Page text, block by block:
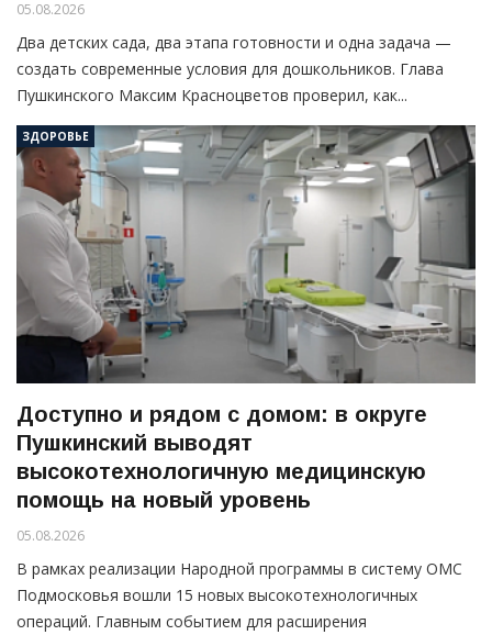
05.08.2026
Два детских сада, два этапа готовности и одна задача —
создать современные условия для дошкольников. Глава
Пушкинского Максим Красноцветов проверил, как...
ЗДОРОВЬЕ
Доступно и рядом с домом: в округе
Пушкинский выводят
высокотехнологичную медицинскую
помощь на новый уровень
05.08.2026
В рамках реализации Народной программы в систему ОМС
Подмосковья вошли 15 новых высокотехнологичных
операций. Главным событием для расширения